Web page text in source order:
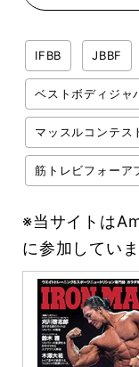
IFBB JBBF
ベストボディジャ
マッスルコンテス
筋トレビフォーア
※当サイトは
に参加してい